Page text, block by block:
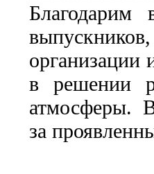
Благодарим
организации
в решении
атмосферы.
за